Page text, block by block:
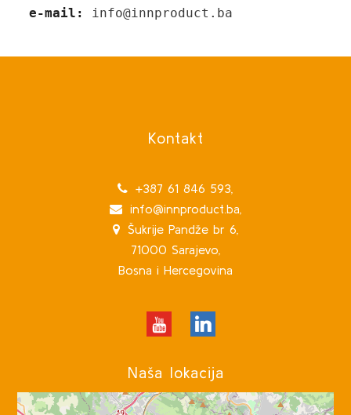
e-mail:
info@innproduct.ba
Kontakt
+387 61 846 593,
info@innproduct.ba,
Šukrije Pandže br 6,
71000 Sarajevo,
Bosna i Hercegovina
Naša lokacija